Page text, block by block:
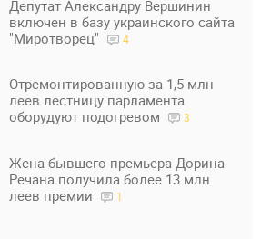
Депутат Александру Вершинин
включен в базу украинского сайта
"Миротворец"
4
Отремонтированную за 1,5 млн
леев лестницу парламента
оборудуют подогревом
3
Жена бывшего премьера Дорина
Речана получила более 13 млн
леев премии
1